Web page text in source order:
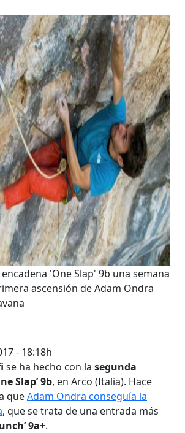
'One Slap' 9b una semana
ascensión de Adam Ondra
- 18:18h
se ha hecho con la segunda
Slap’ 9b, en Arco (Italia). Hace
queAdam Ondra conseguía la
, que se trata de una entrada más
9a+.